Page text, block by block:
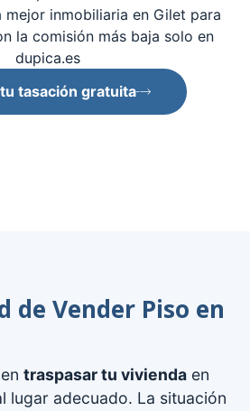
mejor inmobiliaria en Gilet para
la comisión más baja solo en
dupica.es
tasación gratuita
de Vender Piso en
traspasar tu vivienda en
lugar adecuado. La situación